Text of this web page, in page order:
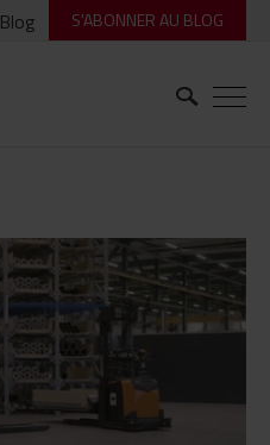
Blog S'ABONNER AU BLOG